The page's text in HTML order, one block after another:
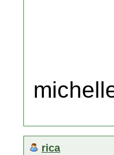
rica